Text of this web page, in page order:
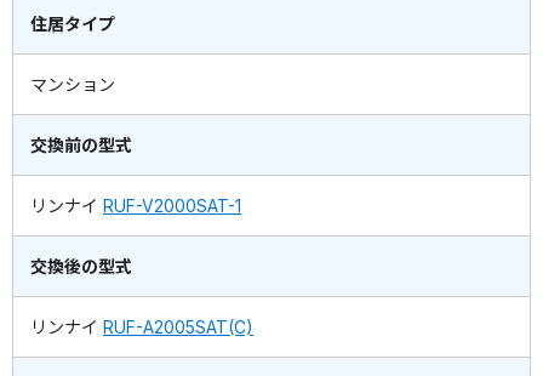
住居タイプ
マンション
交換前の型式
リンナイ RUF-V2000SAT-1
交換後の型式
リンナイ RUF-A2005SAT(C)